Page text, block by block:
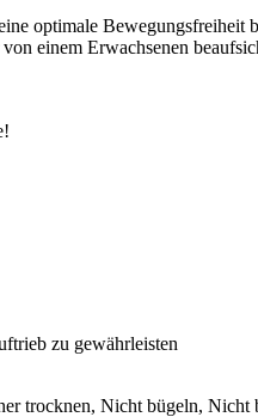
optimale
einem Erwachsenen
zu gewährleisten
trocknen, Nicht bügeln, Nicht